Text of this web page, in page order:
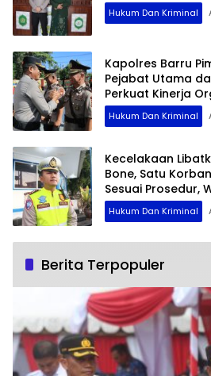
Hukum Dan Kriminal
Kapolres Barru
Pejabat Utama
Perkuat Kinerja
Hukum Dan Kriminal
Kecelakaan
Bone, Satu
Sesuai Prosedur,
Berspekulasi
Hukum Dan Kriminal
Berita Terpopuler